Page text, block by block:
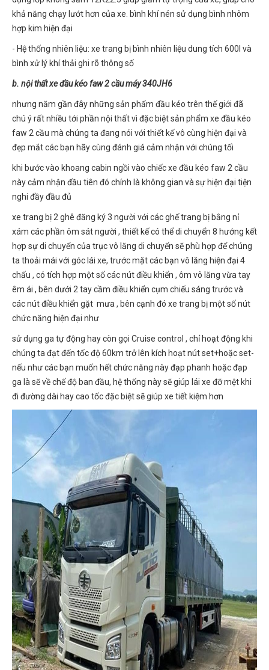
khả năng chạy lướt hơn của xe. bình khí nén sử dụng bình nhôm
hợp kim hiện đại
- Hệ thống nhiên liệu: xe trang bị bình nhiên liệu dung tích 600l và
bình xử lý khí thải ghi rõ thông số
b. nội thất xe đầu kéo faw 2 cầu máy 340JH6
nhưng năm gần đây những sản phẩm đầu kéo trên thế giới đã
chú ý rất nhiều tới phần nội thất vì đặc biệt sản phẩm xe đầu kéo
faw 2 cầu mà chúng ta đang nói với thiết kế vô cùng hiện đại và
đẹp mắt các bạn hãy cùng đánh giá cảm nhận với chúng tối
khi bước vào khoang cabin ngồi vào chiếc xe đầu kéo faw 2 cầu
này cảm nhận đầu tiên đó chính là không gian và sự hiện đại tiện
nghi đầy đầu đủ
xe trang bị 2 ghê đăng ký 3 người với các ghế trang bị bằng nỉ
xám các phần ôm sát người , thiết kế có thể di chuyển 8 hướng kết
hợp sự di chuyển của trục vô lăng di chuyển sẽ phù hợp để chúng
ta thoải mái với góc lái xe, trước mặt các bạn vô lăng hiện đại 4
chấu , có tích hợp một số các nút điều khiển , ôm vô lăng vừa tay
êm ái , bên dưới 2 tay cầm điều khiển cụm chiếu sáng trước và
các nút điều khiển gặt mưa , bên cạnh đó xe trang bị một số nút
chức năng hiện đại như
sử dụng ga tự động hay còn gọi Cruise control , chỉ hoạt động khi
chúng ta đạt đến tốc độ 60km trở lên kích hoạt nút set+hoặc set-
nếu như các bạn muốn hết chức năng này đạp phanh hoặc đạp
ga là sẽ về chế độ ban đầu, hệ thống này sẽ giúp lái xe đỡ mệt khi
đi đường dài hay cao tốc đặc biệt sẽ giúp xe tiết kiệm hơn